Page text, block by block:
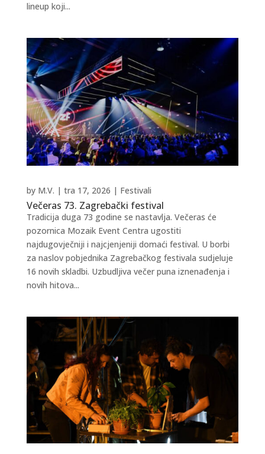
lineup koji...
Večeras 73. Zagrebački festival
by M.V. | tra 17, 2026 | Festivali
Tradicija duga 73 godine se nastavlja. Večeras će
pozornica Mozaik Event Centra ugostiti
najdugovječniji i najcjenjeniji domaći festival. U borbi
za naslov pobjednika Zagrebačkog festivala sudjeluje
16 novih skladbi. Uzbudljiva večer puna iznenađenja i
novih hitova...